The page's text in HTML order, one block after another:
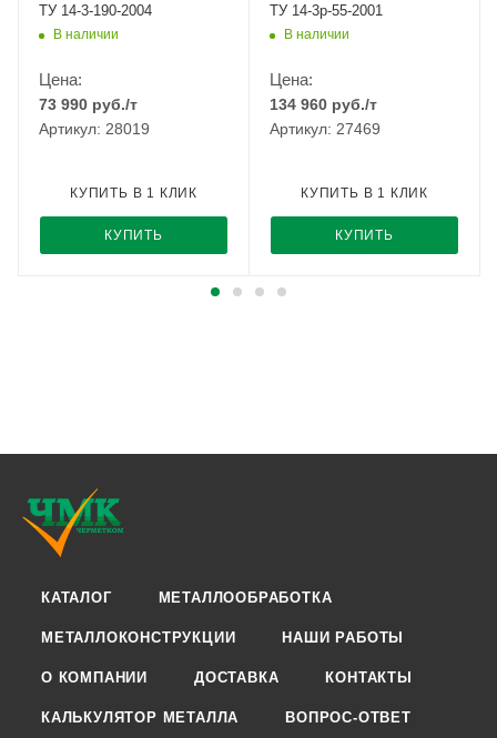
ТУ 14-3-190-2004
В наличии
Цена:
73 990 руб./т
Артикул: 28019
КУПИТЬ
КУПИТЬ В 1 КЛИК
ТУ 14-3р-55-2001
В наличии
Цена:
134 960 руб./т
Артикул: 27469
КУПИТЬ
КУПИТЬ В 1 КЛИК
КАТАЛОГ МЕТАЛЛООБРАБОТКА
МЕТАЛЛОКОНСТРУКЦИИ НАШИ РАБОТЫ
О КОМПАНИИ ДОСТАВКА КОНТАКТЫ
КАЛЬКУЛЯТОР МЕТАЛЛА ВОПРОС-ОТВЕТ